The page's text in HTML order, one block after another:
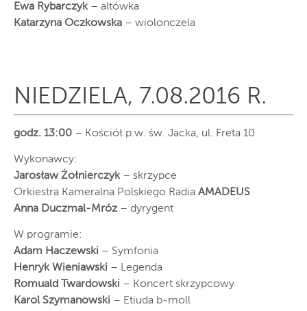
Ewa Rybarczyk– altówka
Katarzyna Oczkowska – wiolonczela
NIEDZIELA, 7.08.2016 R.
godz. 13:00 – Kościół p.w. św. Jacka, ul. Freta 10
Wykonawcy:
Jarosław Żołnierczyk– skrzypce
Orkiestra Kameralna Polskiego Radia AMADEUS
Anna Duczmal-Mróz – dyrygent
W programie:
Adam Haczewski – Symfonia
Henryk Wieniawski – Legenda
Romuald Twardowski – Koncert skrzypcowy
Karol Szymanowski – Etiuda b-moll